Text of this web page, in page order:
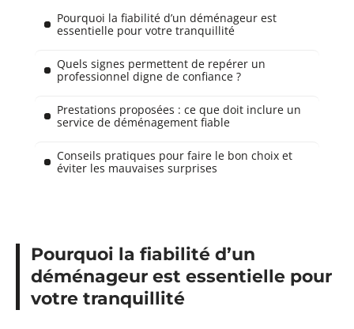
Pourquoi la fiabilité d’un déménageur est
essentielle pour votre tranquillité
Quels signes permettent de repérer un
professionnel digne de confiance ?
Prestations proposées : ce que doit inclure un
service de déménagement fiable
Conseils pratiques pour faire le bon choix et
éviter les mauvaises surprises
Pourquoi la fiabilité d’un
déménageur est essentielle pour
votre tranquillité